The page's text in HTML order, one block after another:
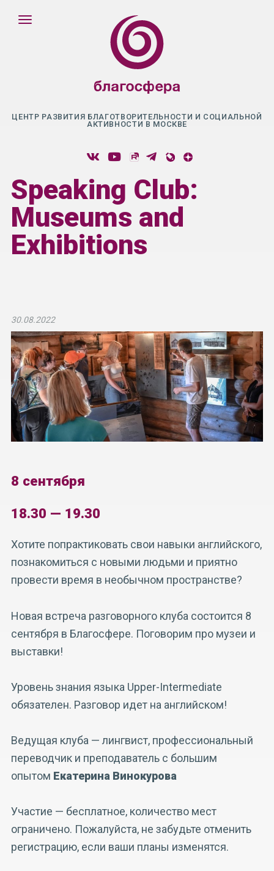
ЦЕНТР РАЗВИТИЯ БЛАГОТВОРИТЕЛЬНОСТИ И СОЦИАЛЬНОЙ
АКТИВНОСТИ В МОСКВЕ
Speaking Club:
Museums and
Exhibitions
30.08.2022
8 сентября
18.30 — 19.30
Хотите попрактиковать свои навыки английского,
познакомиться с новыми людьми и приятно
провести время в необычном пространстве?
Новая встреча разговорного клуба состоится 8
сентября в Благосфере. Поговорим про музеи и
выставки!
Уровень знания языка Upper-Intermediate
обязателен. Разговор идет на английском!
Ведущая клуба — лингвист, профессиональный
переводчик и преподаватель с большим
опытом Екатерина Винокурова
Участие — бесплатное, количество мест
ограничено. Пожалуйста, не забудьте отменить
регистрацию, если ваши планы изменятся.